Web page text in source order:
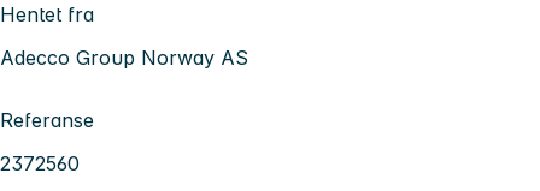
Hentet fra
Adecco Group Norway AS
Referanse
2372560